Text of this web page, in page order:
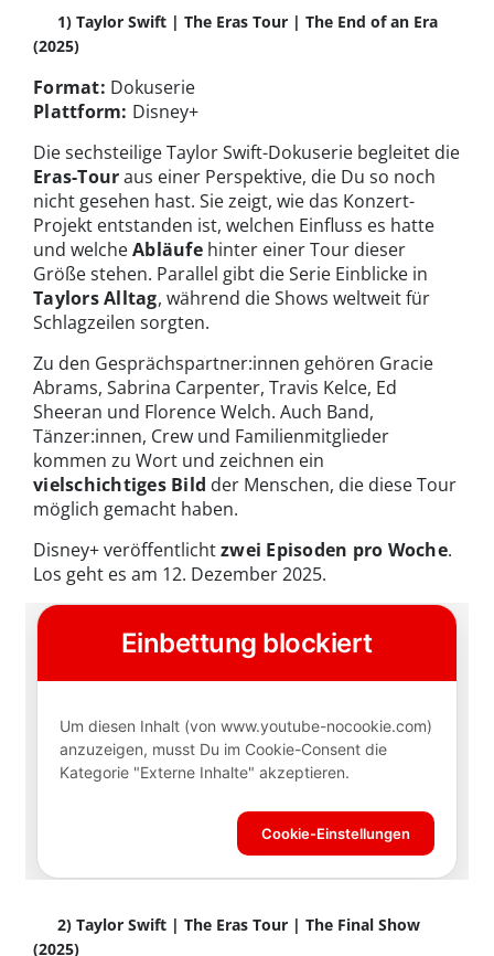
1) Taylor Swift | The Eras Tour | The End of an Era
(2025)
Format: Dokuserie
Plattform: Disney+
Die sechsteilige Taylor Swift-Dokuserie begleitet die
Eras-Touraus einer Perspektive, die Du so noch
nicht gesehen hast. Sie zeigt, wie das Konzert-
Projekt entstanden ist, welchen Einfluss es hatte
und welcheAbläufe hinter einer Tour dieser
Größe stehen. Parallel gibt die Serie Einblicke in
Taylors Alltag, während die Shows weltweit für
Schlagzeilen sorgten.
Zu den Gesprächspartner:innen gehören Gracie
Abrams, Sabrina Carpenter, Travis Kelce, Ed
Sheeran und Florence Welch. Auch Band,
Tänzer:innen, Crew und Familienmitglieder
kommen zu Wort und zeichnen ein
vielschichtiges Bild der Menschen, die diese Tour
möglich gemacht haben.
Disney+ veröffentlichtzwei Episoden pro Woche.
Los geht es am 12. Dezember 2025.
2) Taylor Swift | The Eras Tour | The Final Show
(2025)